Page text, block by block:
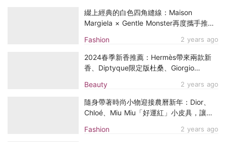
Fashion 2 years ago
綴上經典的白色四角縫線：Maison
Margiela × Gentle Monster再度攜手推出
Beauty 2 years ago
2024春季新香推薦：Hermès帶來兩款新
香、Diptyque限定版杜桑、Giorgio
Fashion 2 years ago
隨身帶著時尚小物迎接農曆新年：Dior、
Chloé、Miu Miu「好運紅」小皮具，讓你